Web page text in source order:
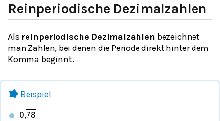
Reinperiodische Dezimalzahlen
Als reinperiodische Dezimalzahlen bezeichnet
man Zahlen, bei denen die Periode direkt hinter dem
Komma beginnt.
Beispiel
0,78